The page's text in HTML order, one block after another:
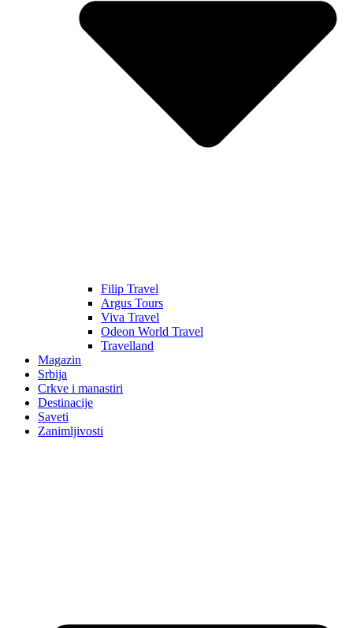
Filip Travel
Argus Tours
Viva Travel
Odeon World Travel
Travelland
Magazin
Srbija
Crkve i manastiri
Destinacije
Saveti
Zanimljivosti